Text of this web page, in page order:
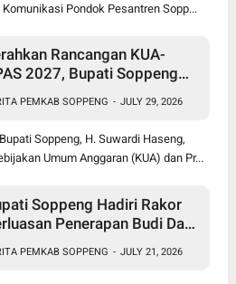
Pondok Pesantren Sopp...
Rancangan KUA-
2027, Bupati Soppeng
Tekanan Fiskal
PEMKAB SOPPENG - JULY 29, 2026
Soppeng, H. Suwardi Haseng,
Umum Anggaran (KUA) dan Pr...
Soppeng Hadiri Rakor
Penerapan Budi Daya
PEMKAB SOPPENG - JULY 21, 2026